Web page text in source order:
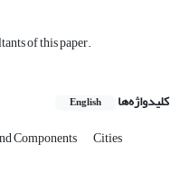
of this paper.
کلیدواژه‌ها English
Components Cities